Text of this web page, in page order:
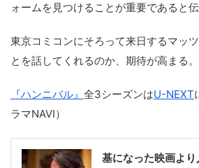
ォームを見つけることが重要であると伝
東京コミコンにそろって来日するマッ
とを話してくれるのか、期待が高まる。
『ハンニバル』 全3シーズンはU-NEXT
ラマNAVI）
基になった映画よ